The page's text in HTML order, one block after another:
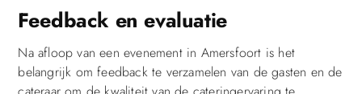
Feedback en evaluatie
Na afloop van een evenement in Amersfoort is het
belangrijk om feedback te verzamelen van de gasten en de